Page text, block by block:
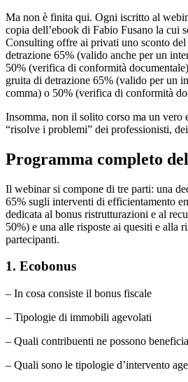
Ma non è finita qui. Ogni iscritto al
copia dell’ebook di Fabio Fusano la cui
Consulting offre ai privati uno sconto
detrazione 65% (valido anche per un
50% (verifica di conformità
gruita di detrazione 65% (valido per un
comma) o 50% (verifica di conformità
Insomma, non il solito corso ma un vero
“risolve i problemi” dei professionisti,
Programma completo
Il webinar si compone di tre parti: una
65% sugli interventi di efficientamento
dedicata al bonus ristrutturazioni e al
50%) e una alle risposte ai quesiti e alla
partecipanti.
1. Ecobonus
– In cosa consiste il bonus fiscale
– Tipologie di immobili agevolati
– Quali contribuenti ne possono
– Quali sono le tipologie d’intervento